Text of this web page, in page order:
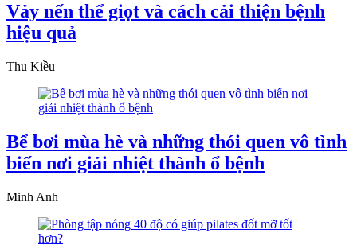
Vảy nến thể giọt và cách cải thiện bệnh
hiệu quả
Thu Kiều
Bể bơi mùa hè và những thói quen vô tình
biến nơi giải nhiệt thành ổ bệnh
Minh Anh